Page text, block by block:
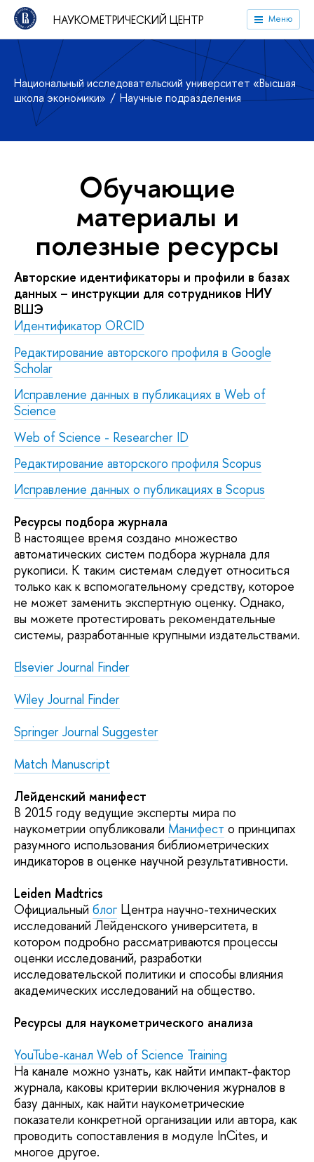
НАУКОМЕТРИЧЕСКИЙ ЦЕНТР Меню
Национальный исследовательский университет «Высшая
школа экономики»
Научные подразделения
Обучающие
материалы и
полезные ресурсы
Авторские идентификаторы и профили в базах
данных – инструкции для сотрудников НИУ
ВШЭ
Идентификатор ORCID
Редактирование авторского профиля в Google
Scholar
Исправление данных в публикациях в Web of
Science
Web of Science - Researcher ID
Редактирование авторского профиля Scopus
Исправление данных о публикациях в Scopus
Ресурсы подбора журнала
В настоящее время создано множество
автоматических систем подбора журнала для
рукописи. К таким системам следует относиться
только как к вспомогательному средству, которое
не может заменить экспертную оценку. Однако,
вы можете протестировать рекомендательные
системы, разработанные крупными издательствами.
Elsevier Journal Finder
Wiley Journal Finder
Springer Journal Suggester
Match Manuscript
Лейденский манифест
В 2015 году ведущие эксперты мира по
наукометрии опубликовали Манифест о принципах
разумного использования библиометрических
индикаторов в оценке научной результативности.
Leiden Madtrics
Официальный блог Центра научно-технических
исследований Лейденского университета, в
котором подробно рассматриваются процессы
оценки исследований, разработки
исследовательской политики и способы влияния
академических исследований на общество.
Ресурсы для наукометрического анализа
YouTube-канал Web of Science Training
На канале можно узнать, как найти импакт-фактор
журнала, каковы критерии включения журналов в
базу данных, как найти наукометрические
показатели конкретной организации или автора, как
проводить сопоставления в модуле InCites, и
многое другое.